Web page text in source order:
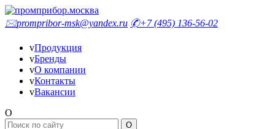
🖂prompribor-msk@yandex.ru ✆+7 (495) 136-56-02
vПродукция
vБренды
vО компании
vКонтакты
vВакансии
O